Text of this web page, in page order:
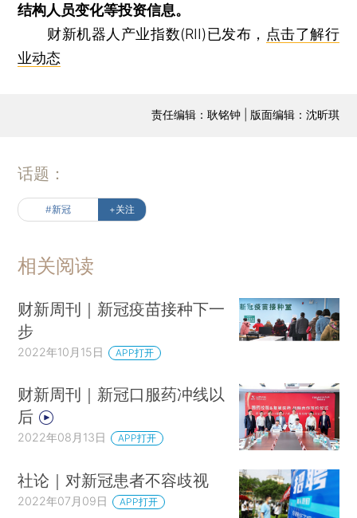
结构人员变化等投资信息。
财新机器人产业指数(RII)已发布， 点击了解行
业动态
责任编辑：耿铭钟 | 版面编辑：沈昕琪
话题：
#新冠 +关注
相关阅读
财新周刊｜新冠疫苗接种下一
步
2022年10月15日 APP打开
财新周刊｜新冠口服药冲线以
后
2022年08月13日 APP打开
社论｜对新冠患者不容歧视
2022年07月09日 APP打开